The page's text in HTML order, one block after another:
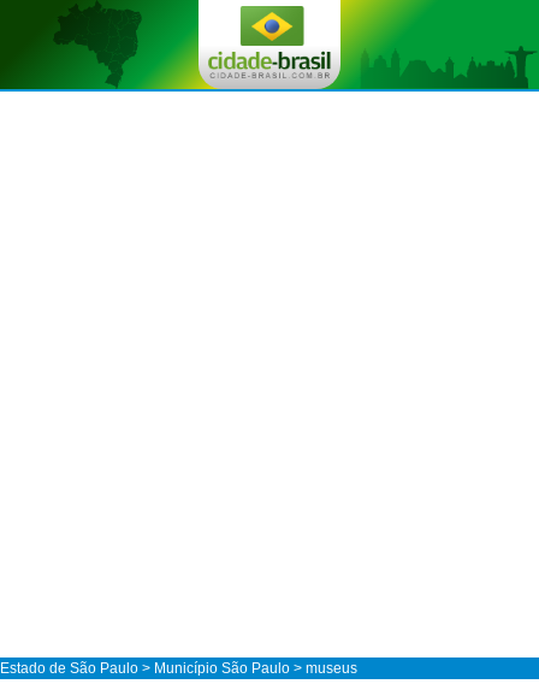
Estado de São Paulo > Município São Paulo > museus